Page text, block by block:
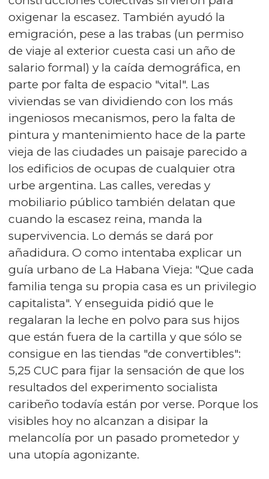
oxigenar la escasez. También ayudó la
emigración, pese a las trabas (un permiso
de viaje al exterior cuesta casi un año de
salario formal) y la caída demográfica, en
parte por falta de espacio "vital". Las
viviendas se van dividiendo con los más
ingeniosos mecanismos, pero la falta de
pintura y mantenimiento hace de la parte
vieja de las ciudades un paisaje parecido a
los edificios de ocupas de cualquier otra
urbe argentina. Las calles, veredas y
mobiliario público también delatan que
cuando la escasez reina, manda la
supervivencia. Lo demás se dará por
añadidura. O como intentaba explicar un
guía urbano de La Habana Vieja: "Que cada
familia tenga su propia casa es un privilegio
capitalista". Y enseguida pidió que le
regalaran la leche en polvo para sus hijos
que están fuera de la cartilla y que sólo se
consigue en las tiendas "de convertibles":
5,25 CUC para fijar la sensación de que los
resultados del experimento socialista
caribeño todavía están por verse. Porque los
visibles hoy no alcanzan a disipar la
melancolía por un pasado prometedor y
una utopía agonizante.